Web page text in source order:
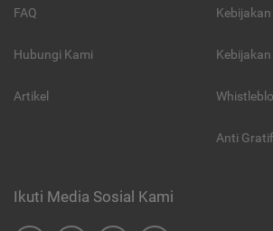
FAQ
Hubungi Kami
Artikel
Kebijakan
Anti
Ikuti Media Sosial Kami